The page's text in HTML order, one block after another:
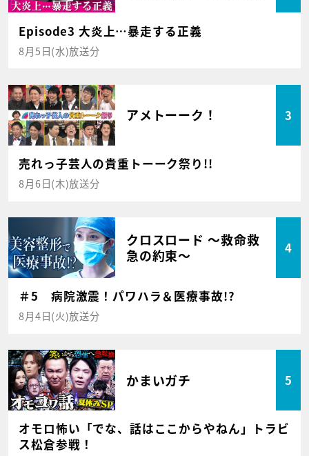
Episode3 大炎上…暴走する正義
8月5日(水)放送分
アメトーーク！ 3
売れっ子芸人の貴重トーーク祭り!!
8月6日(木)放送分
クロスロード ～救命救
急の約束～
4
＃5 病院激震！パワハラ＆医療事故!?
8月4日(火)放送分
かまいガチ 5
オモロ怖い「でな、話はここからやねん」トラビ
ス松倉参戦！